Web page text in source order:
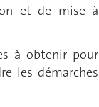
et de mise à
à obtenir pour
les démarches